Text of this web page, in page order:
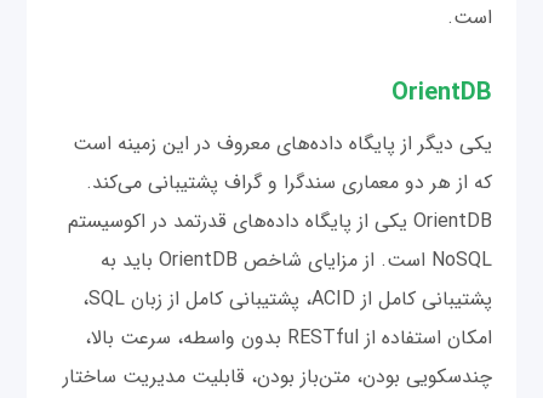
است.
OrientDB
یکی دیگر از پایگاه‌ داده‌های معروف در این زمینه است
که از هر دو معماری سندگرا و گراف پشتیبانی می‌کند.
OrientDB یکی از پایگاه داده‌های قدرتمد در اکوسیستم
NoSQL است. از مزایای شاخص OrientDB باید به
پشتیبانی کامل از ACID، پشتیبانی کامل از زبان SQL،
امکان استفاده از RESTful بدون واسطه، سرعت بالا،
چندسکویی بودن، متن‌باز بودن، قابلیت مدیریت ساختار